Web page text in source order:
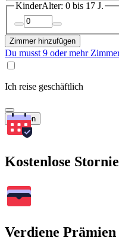
KinderAlter: 0 bis 17 J.
Zimmer hinzufügen
Du musst 9 oder mehr
Ich reise geschäftlich
Suchen
Kostenlose
Verdiene